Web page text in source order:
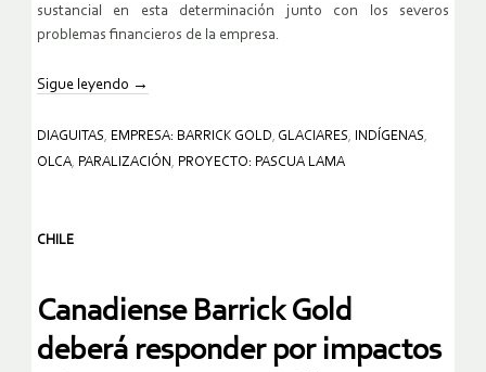
sustancial en esta determinación junto con los severos
problemas financieros de la empresa.
Sigue leyendo →
DIAGUITAS, EMPRESA: BARRICK GOLD, GLACIARES, INDÍGENAS,
OLCA, PARALIZACIÓN , PROYECTO: PASCUA LAMA
CHILE
Canadiense Barrick Gold
deberá responder por impactos